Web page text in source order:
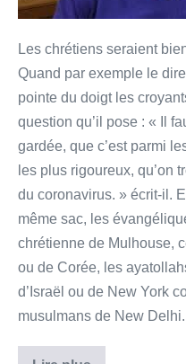
pour
Les chrétiens seraient
Quand par exemple le
pointe du doigt les
question qu’il pose : « Il
gardée, que c’est parmi
les plus rigoureux, qu’on
du coronavirus. » écrit-il.
même sac, les
chrétienne de Mulhouse,
ou de Corée, les
d’Israël ou de New York
musulmans de New